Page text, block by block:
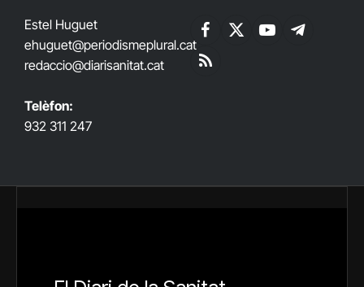
Estel Huguet
ehuguet@periodismeplural.cat
redaccio@diarisanitat.cat
Telèfon:
932 311 247
Facebook
X
YouTubeTelegram
RSS